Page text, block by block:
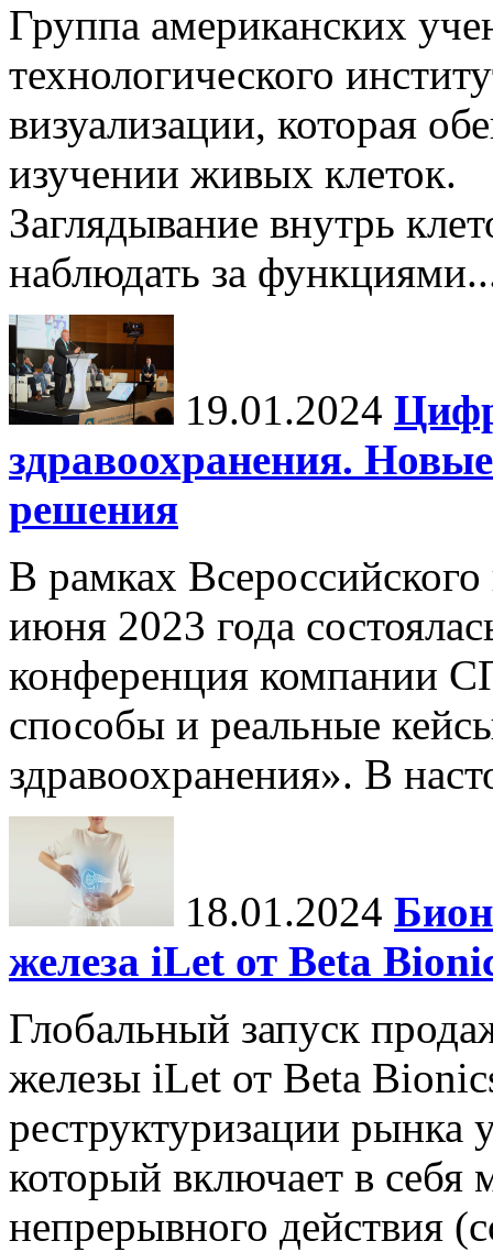
Группа американских
технологического
визуализации, которая
изучении живых клеток.
Заглядывание внутрь
наблюдать за
19.01.2024
здравоохранения.
решения
В рамках
июня 2023 года
конференция компании
способы и реальные
здравоохранения». В
18.01.2024
железа iLet от Beta
Глобальный запуск
железы iLet от Beta
реструктуризации рынка
который включает в
непрерывного действия